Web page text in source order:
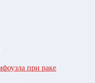
при раке